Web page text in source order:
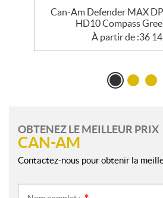
Can-Am Defender MAX
HD10 Compass
À partir de :36
OBTENEZ LE MEILLEUR PRIX
CAN-AM
Contactez-nous pour obtenir la